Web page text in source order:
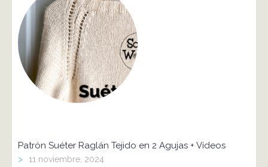
Patrón Suéter Raglán Tejido en 2 Agujas + Vídeos
> 11 noviembre, 2024